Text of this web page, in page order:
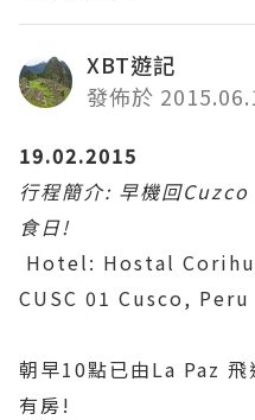
XBT遊記
發佈於
19.02.2015
行程簡介: 早機回
食日!
Hotel: Hostal
CUSC 01 Cusco, Peru
朝早10點已由La Paz
有房!